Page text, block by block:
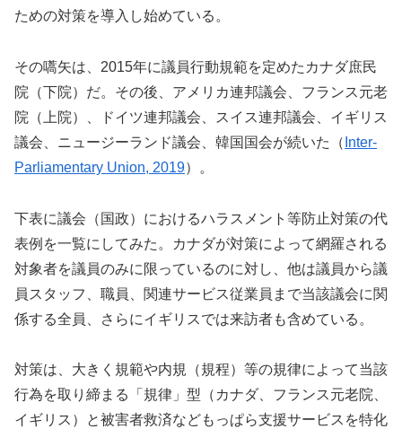
ための対策を導入し始めている。
その嚆矢は、2015年に議員行動規範を定めたカナダ庶民
院（下院）だ。その後、アメリカ連邦議会、フランス元老
院（上院）、ドイツ連邦議会、スイス連邦議会、イギリス
議会、ニュージーランド議会、韓国国会が続いた（ Inter-
Parliamentary Union, 2019）。
下表に議会（国政）におけるハラスメント等防止対策の代
表例を一覧にしてみた。カナダが対策によって網羅される
対象者を議員のみに限っているのに対し、他は議員から議
員スタッフ、職員、関連サービス従業員まで当該議会に関
係する全員、さらにイギリスでは来訪者も含めている。
対策は、大きく規範や内規（規程）等の規律によって当該
行為を取り締まる「規律」型（カナダ、フランス元老院、
イギリス）と被害者救済などもっぱら支援サービスを特化